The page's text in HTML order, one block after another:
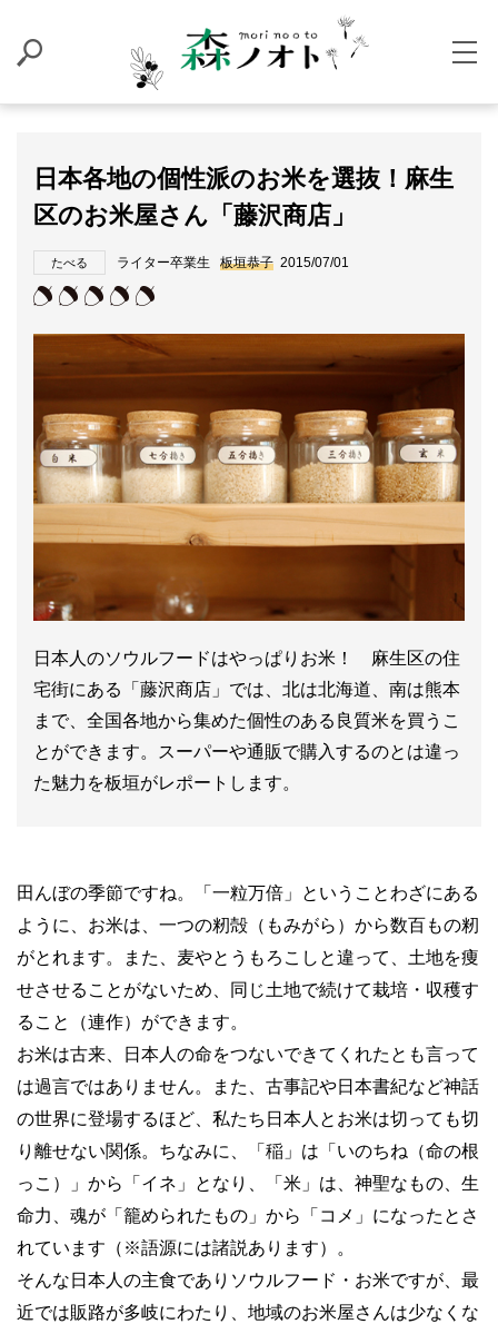
日本各地の個性派のお米を選抜！麻生
区のお米屋さん「藤沢商店」
たべる ライター卒業生 板垣恭子 2015/07/01
日本人のソウルフードはやっぱりお米！ 麻生区の住
宅街にある「藤沢商店」では、北は北海道、南は熊本
まで、全国各地から集めた個性のある良質米を買うこ
とができます。スーパーや通販で購入するのとは違っ
た魅力を板垣がレポートします。
田んぼの季節ですね。「一粒万倍」ということわざにある
ように、お米は、一つの籾殻（もみがら）から数百もの籾
がとれます。また、麦やとうもろこしと違って、土地を痩
せさせることがないため、同じ土地で続けて栽培・収穫す
ること（連作）ができます。
お米は古来、日本人の命をつないできてくれたとも言って
は過言ではありません。また、古事記や日本書紀など神話
の世界に登場するほど、私たち日本人とお米は切っても切
り離せない関係。ちなみに、「稲」は「いのちね（命の根
っこ）」から「イネ」となり、「米」は、神聖なもの、生
命力、魂が「籠められたもの」から「コメ」になったとさ
れています（※語源には諸説あります）。
そんな日本人の主食でありソウルフード・お米ですが、最
近では販路が多岐にわたり、地域のお米屋さんは少なくな